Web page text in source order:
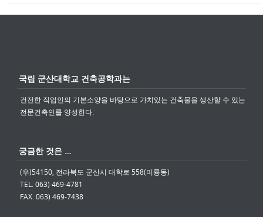
국립 군산대학교 건축공학과는
건전한 직업인의 기본소양을 바탕으로 가치있는 건축물을 생산할 수 있는
전문건축인를 양성한다.
궁금한 것은 …
(우)54150, 전라북도 군산시 대학로 558(미룡동)
TEL. 063) 469-4781
FAX. 063) 469-7438